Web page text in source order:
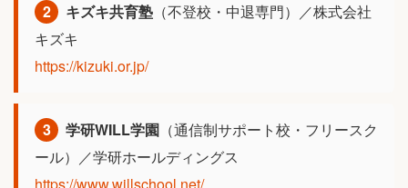
2 キズキ共育塾 （不登校・中退専門）／株式会社
キズキ
https://kizuki.or.jp/
3 学研WILL学園 （通信制サポート校・フリースク
ール）／学研ホールディングス